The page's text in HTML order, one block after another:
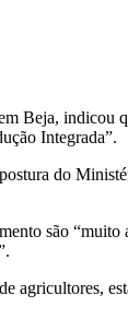
Beja, indicou
Integrada”.
do
são
agricultores,